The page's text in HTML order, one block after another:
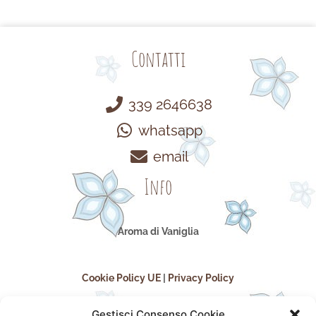
Contatti
339 2646638
whatsapp
email
Info
Aroma di Vaniglia
Cookie Policy UE Privacy Policy